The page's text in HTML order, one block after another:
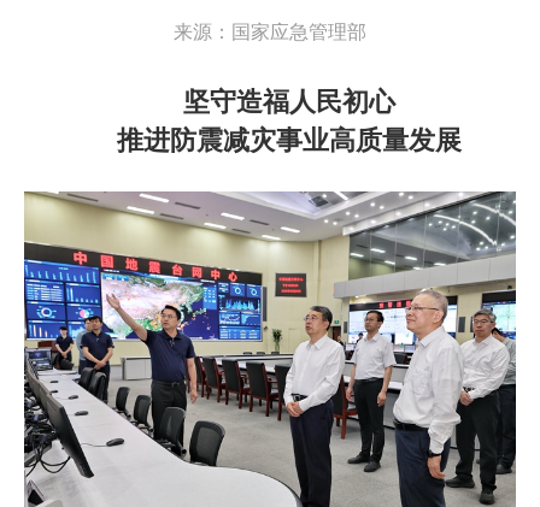
来源： 国家应急管理部
坚守造福人民初心
推进防震减灾事业高质量发展